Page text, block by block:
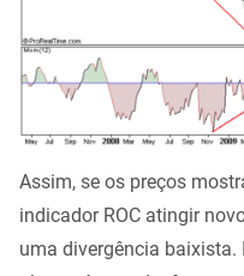
Assim, se os preços
indicador ROC atingir
uma divergência